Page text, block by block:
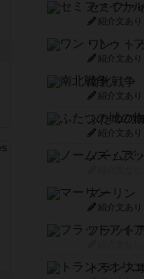
紹介文あり
ワン・ト
紹介文あり
南北戦争
紹介文あり
ふたつの
紹介文あり
ノームズ
マーリン
紹介文あり
フラット